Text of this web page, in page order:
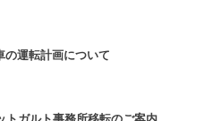
の運転計画について